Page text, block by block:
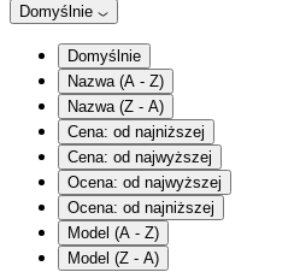
Domyślnie
Domyślnie
Nazwa (A - Z)
Nazwa (Z - A)
Cena: od najniższej
Cena: od najwyższej
Ocena: od najwyższej
Ocena: od najniższej
Model (A - Z)
Model (Z - A)